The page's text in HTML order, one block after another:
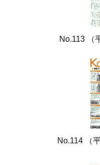
No.113 （
No.114 （